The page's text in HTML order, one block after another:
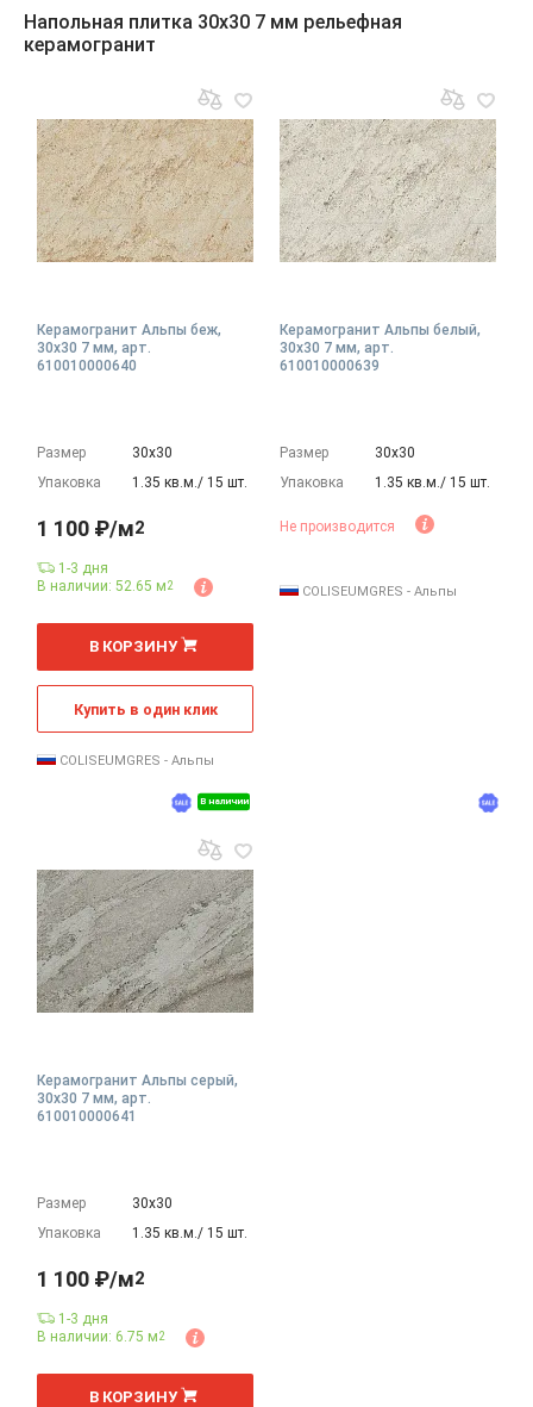
Напольная плитка 30x30 7 мм рельефная
керамогранит
Керамогранит Альпы беж,
30x30 7 мм, арт.
610010000640
Размер
30х30
Упаковка
1.35 кв.м./ 15 шт.
В наличии
1 100 ₽/м2
1-3 дня
В наличии: 52.65 м2
м
В КОРЗИНУ
Купить в один клик
COLISEUMGRES - Альпы
Керамогранит Альпы белый,
30x30 7 мм, арт.
610010000639
Размер
30х30
Упаковка
1.35 кв.м./ 15 шт.
Не производится
COLISEUMGRES - Альпы
Керамогранит Альпы серый,
30x30 7 мм, арт.
610010000641
Размер
30х30
Упаковка
1.35 кв.м./ 15 шт.
1 100 ₽/м2
1-3 дня
В наличии: 6.75 м2
м
В КОРЗИНУ